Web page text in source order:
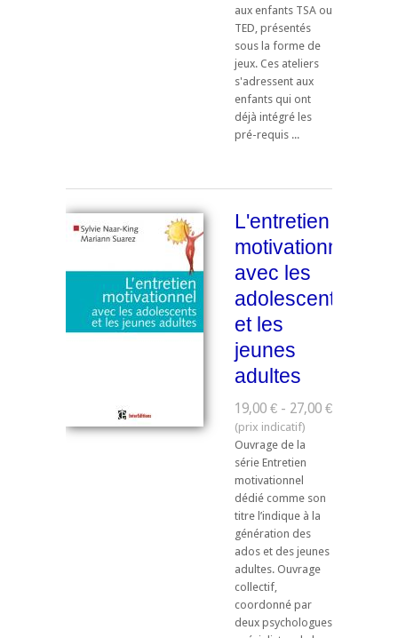
aux enfants TSA ou
TED, présentés
sous la forme de
jeux. Ces ateliers
s'adressent aux
enfants qui ont
déjà intégré les
pré-requis ...
L'entretien
motivationnel
avec les
adolescents
et les
jeunes
adultes
19,00 € - 27,00 €
Ouvrage de la
série Entretien
motivationnel
dédié comme son
titre l’indique à la
génération des
ados et des jeunes
adultes. Ouvrage
collectif,
coordonné par
deux psychologues